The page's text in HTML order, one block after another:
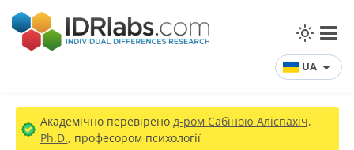
UA
Академічно перевірено д-ром Сабіною Аліспахіч,
Ph.D., професором психології